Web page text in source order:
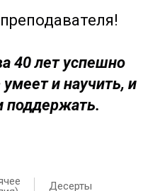
40 лет успешно
и научить, и
поддержать.
Десерты